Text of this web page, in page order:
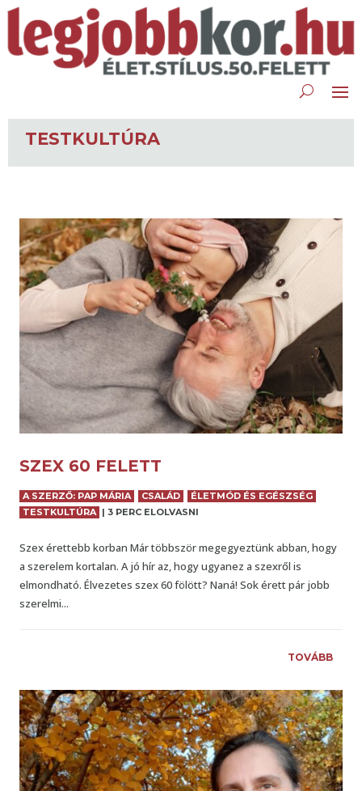
TESTKULTÚRA
SZEX 60 FELETT
A SZERZŐ: PAP MÁRIA CSALÁD
ÉLETMÓD ÉS EGÉSZSÉG
TESTKULTÚRA | 3 PERC ELOLVASNI
Szex érettebb korban Már többször megegyeztünk abban, hogy
a szerelem kortalan. A jó hír az, hogy ugyanez a szexről is
elmondható. Élvezetes szex 60 fölött? Naná! Sok érett pár jobb
szerelmi...
TOVÁBB